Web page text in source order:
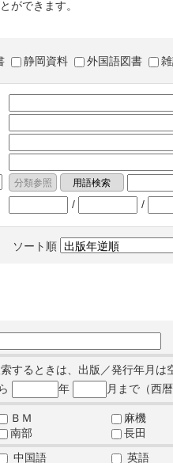
ができます。
静岡資料 外国語図書
/ /
ソート順
するときは、出版／発行年月は
年 月まで（西
ＢＭ 麻機
南部 長田
中国語 英語